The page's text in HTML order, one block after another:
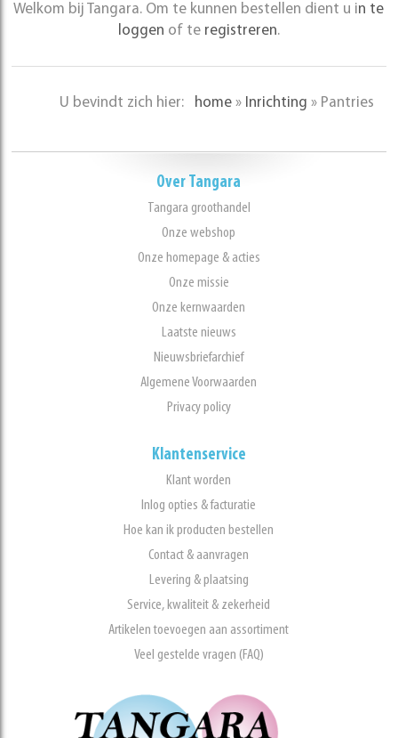
Welkom bij Tangara. Om te kunnen bestellen dient u in te
loggen of te registreren.
U bevindt zich hier: home » Inrichting » Pantries
Over Tangara
Tangara groothandel
Onze webshop
Onze homepage & acties
Onze missie
Onze kernwaarden
Laatste nieuws
Nieuwsbriefarchief
Algemene Voorwaarden
Privacy policy
Klantenservice
Klant worden
Inlog opties & facturatie
Hoe kan ik producten bestellen
Contact & aanvragen
Levering & plaatsing
Service, kwaliteit & zekerheid
Artikelen toevoegen aan assortiment
Veel gestelde vragen (FAQ)